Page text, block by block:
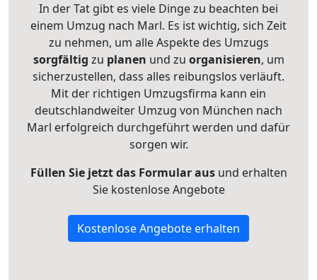
In der Tat gibt es viele Dinge zu beachten bei
einem Umzug nach Marl. Es ist wichtig, sich Zeit
zu nehmen, um alle Aspekte des Umzugs
sorgfältig zu planen und zu organisieren, um
sicherzustellen, dass alles reibungslos verläuft.
Mit der richtigen Umzugsfirma kann ein
deutschlandweiter Umzug von München nach
Marl erfolgreich durchgeführt werden und dafür
sorgen wir.
Füllen Sie jetzt das Formular ausund erhalten
Sie kostenlose Angebote
Kostenlose Angebote erhalten